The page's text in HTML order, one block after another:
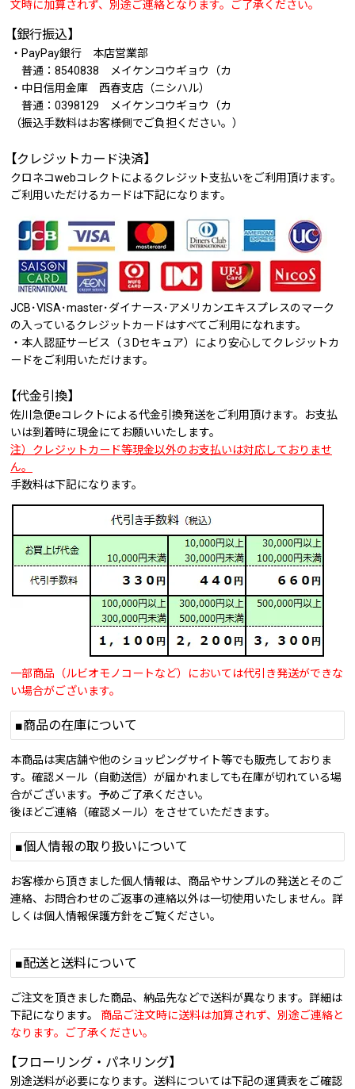
文時に加算されず、別途ご連絡となります。ご了承ください。
【銀行振込】
・PayPay銀行 本店営業部
普通：8540838 メイケンコウギョウ（カ
・中日信用金庫 西春支店（ニシハル）
普通：0398129 メイケンコウギョウ（カ
（振込手数料はお客様側でご負担ください。）
【クレジットカード決済】
クロネコwebコレクトによるクレジット支払いをご利用頂けます。
ご利用いただけるカードは下記になります。
JCB･VISA･master･ダイナース･アメリカンエキスプレスのマーク
の入っているクレジットカードはすべてご利用になれます。
・本人認証サービス（３Dセキュア）により安心してクレジットカ
ードをご利用いただけます。
【代金引換】
佐川急便eコレクトによる代金引換発送をご利用頂けます。お支払
いは到着時に現金にてお願いいたします。
注）クレジットカード等現金以外のお支払いは対応しておりませ
ん。
手数料は下記になります。
一部商品（ルビオモノコートなど）においては代引き発送ができな
い場合がございます。
■商品の在庫について
本商品は実店舗や他のショッピングサイト等でも販売しておりま
す。確認メール（自動送信）が届かれましても在庫が切れている場
合がございます。予めご了承ください。
後ほどご連絡（確認メール）をさせていただきます。
■個人情報の取り扱いについて
お客様から頂きました個人情報は、商品やサンプルの発送とそのご
連絡、お問合わせのご返事の連絡以外は一切使用いたしません。詳
しくは個人情報保護方針をご覧ください。
■配送と送料について
ご注文を頂きました商品、納品先などで送料が異なります。詳細は
下記になります。 商品ご注文時に送料は加算されず、別途ご連絡と
なります。ご了承ください。
【フローリング・パネリング】
別途送料が必要になります。送料については下記の運賃表をご確認